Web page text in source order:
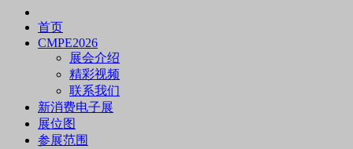
首页
CMPE2026
展会介绍
精彩视频
联系我们
新消费电子展
展位图
参展范围